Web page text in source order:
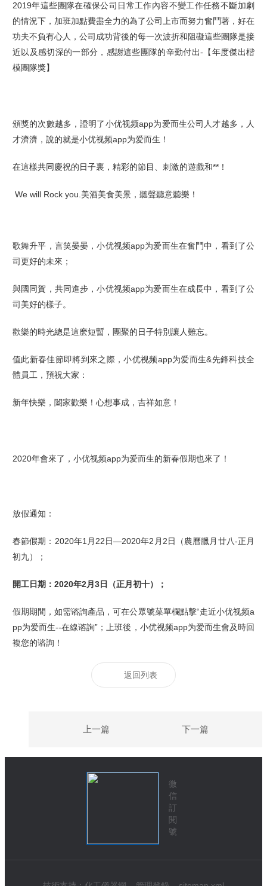
2019年這些團隊在確保公司日常工作內容不變工作任務不斷加劇
的情況下，加班加點費盡全力的為了公司上市而努力奮鬥著，好在
功夫不負有心人，公司成功背後的每一次波折和阻礙這些團隊是接
近以及感切深的一部分，感謝這些團隊的辛勤付出-【年度傑出楷
模團隊獎】
頒獎的次數越多，證明了小优视频app为爱而生公司人才越多 ，人
才濟濟，說的就是小优视频app为爱而生 ！
在這樣共同慶祝的日子裏 ， 精彩的節目 、 刺激的遊戲和**！
We will Rock you.美酒美食美景，聽聲聽意聽樂 ！
歌舞升平，言笑晏晏，小优视频app为爱而生在奮鬥中，看到了公
司更好的未來 ；
與國同賀，共同進步，小优视频app为爱而生在成長中，看到了公
司 美好的樣子。
歡樂的時光總是這麽短暫，團聚的日子特別讓人難忘。
值此新春佳節即將到來之際，小优视频app为爱而生&先鋒科技全
體員工，預祝大家：
新年快樂，闔家歡樂！心想事成，吉祥如意！
2020年會來了，小优视频app为爱而生的新春假期也來了！
放假通知：
春節假期：2020年1月22日—2020年2月2日（農曆臘月廿八-正月
初九）；
開工日期：2020年2月3日（正月初十）；
假期期間，如需谘詢產品，可在公眾號菜單欄點擊“走近小优视频a
pp为爱而生--在線谘詢”；上班後，小优视频app为爱而生會及時回
複您的谘詢！
返回列表
上一篇 下一篇
微
信
訂
閱
號